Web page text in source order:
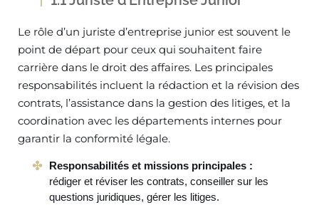
Le rôle d’un juriste d’entreprise junior est souvent le
point de départ pour ceux qui souhaitent faire
carrière dans le droit des affaires. Les principales
responsabilités incluent la rédaction et la révision des
contrats, l’assistance dans la gestion des litiges, et la
coordination avec les départements internes pour
garantir la conformité légale.
Responsabilités et missions principales :
rédiger et réviser les contrats, conseiller sur les
questions juridiques, gérer les litiges.